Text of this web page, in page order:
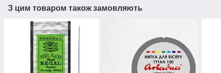
З цим товаром також замовляють